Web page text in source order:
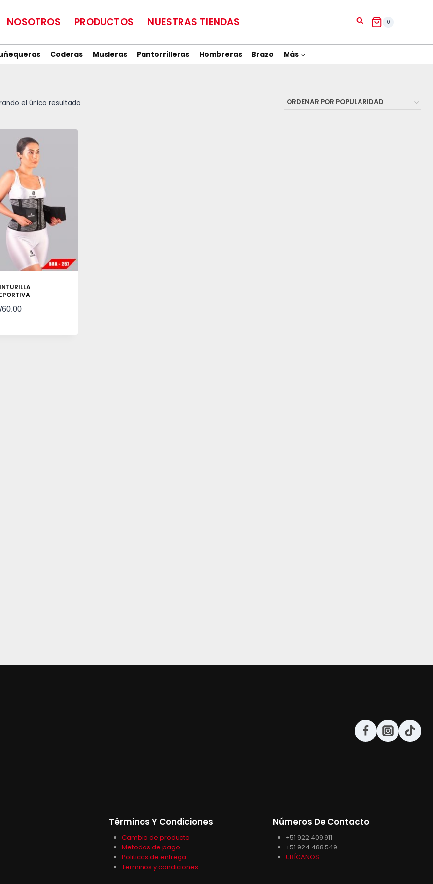
NOSOTROS PRODUCTOS NUESTRAS TIENDAS 0
Coderas Musleras Pantorrilleras Hombreras Brazo Más
el único resultado
60.00
Términos Y Condiciones
Cambio de producto
Metodos de pago
Politicas de entrega
Terminos y condiciones
Números De Contacto
+51 922 409 911
+51 924 488 549
UBÍCANOS